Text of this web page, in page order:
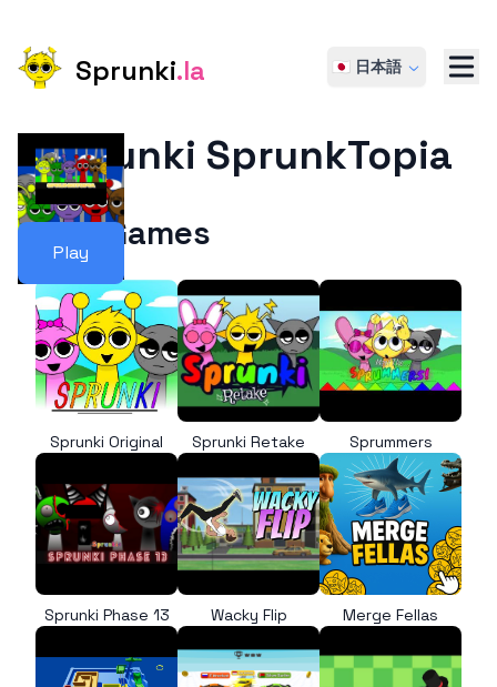
Sprunki.la 🇯🇵 日本語
Play
Sprunki SprunkTopia
More Games
Sprunki Original Sprunki Retake Sprummers
Sprunki Phase 13 Wacky Flip Merge Fellas